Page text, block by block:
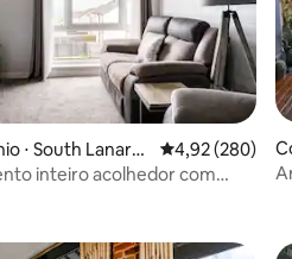
⋅ South Lanarks
4,92 de uma
4,92 (280)
inteiro acolhedor com